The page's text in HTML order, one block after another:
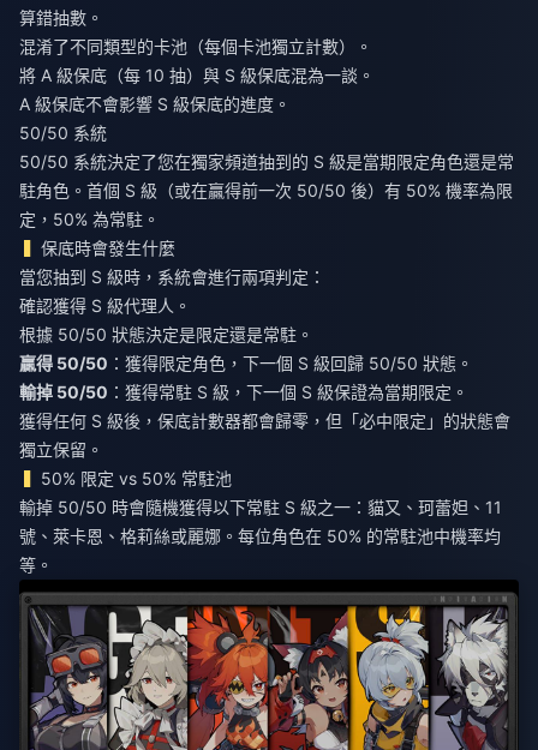
算錯抽數。
混淆了不同類型的卡池（每個卡池獨立計數）。
將 A 級保底（每 10 抽）與 S 級保底混為一談。
A 級保底不會影響 S 級保底的進度。
50/50 系統
50/50 系統決定了您在獨家頻道抽到的 S 級是當期限定角色還是常
駐角色。首個 S 級（或在贏得前一次 50/50 後）有 50% 機率為限
定，50% 為常駐。
保底時會發生什麼
當您抽到 S 級時，系統會進行兩項判定：
確認獲得 S 級代理人。
根據 50/50 狀態決定是限定還是常駐。
贏得 50/50
輸掉 50/50 ：獲得常駐 S 級，下一個 S 級保證為當期限定。
獲得任何 S 級後，保底計數器都會歸零，但「必中限定」的狀態會
獨立保留。
50% 限定 vs 50% 常駐池
輸掉 50/50 時會隨機獲得以下常駐 S 級之一：貓又、珂蕾妲、11
號、萊卡恩、格莉絲或麗娜。每位角色在 50% 的常駐池中機率均
等。